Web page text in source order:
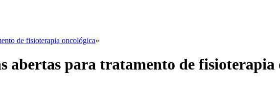
de fisioterapia oncológica»
abertas para tratamento de fisioterapia